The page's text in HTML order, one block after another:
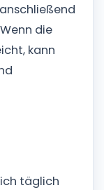
die
kann
täglich